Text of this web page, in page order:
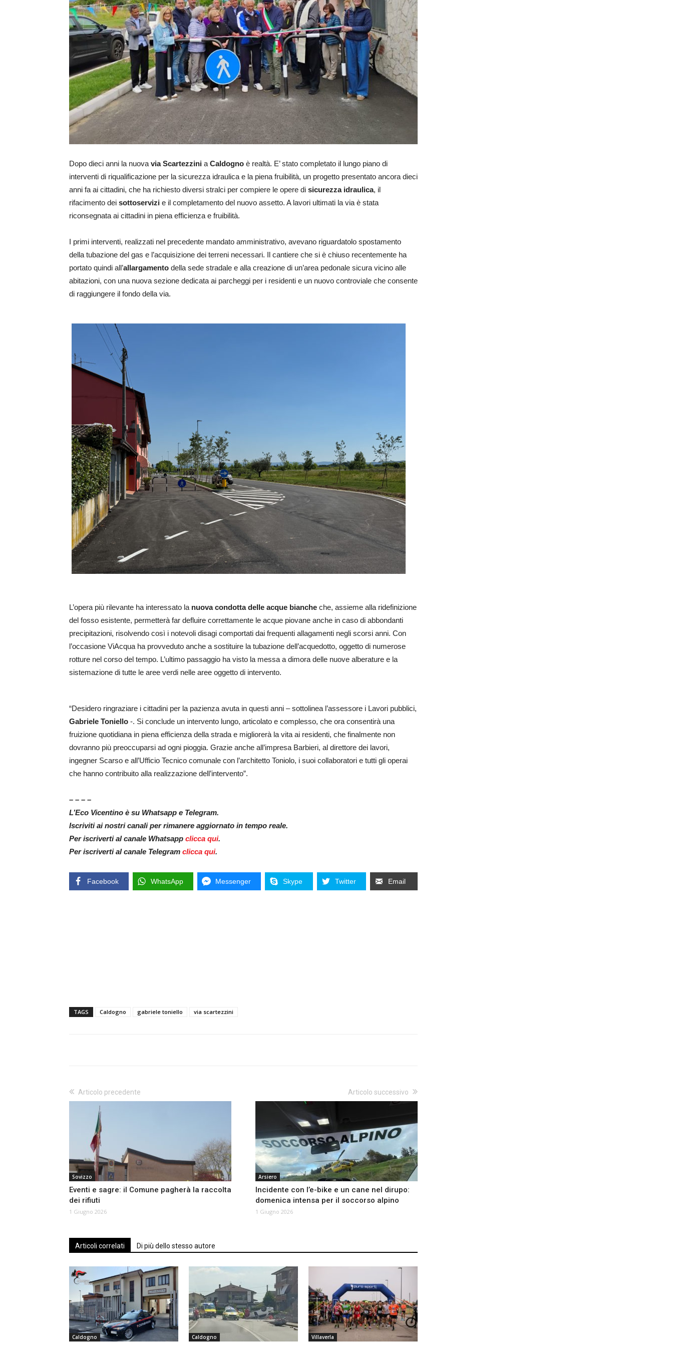
Dopo dieci anni la nuova via Scartezzini a Caldogno è realtà. E’ stato completato il lungo piano di
interventi di riqualificazione per la sicurezza idraulica e la piena fruibilità, un progetto presentato ancora dieci
anni fa ai cittadini, che ha richiesto diversi stralci per compiere le opere di sicurezza idraulica, il
rifacimento dei sottoservizi e il completamento del nuovo assetto. A lavori ultimati la via è stata
riconsegnata ai cittadini in piena efficienza e fruibilità.
I primi interventi, realizzati nel precedente mandato amministrativo, avevano riguardatolo spostamento
della tubazione del gas e l’acquisizione dei terreni necessari. Il cantiere che si è chiuso recentemente ha
portato quindi all’allargamento della sede stradale e alla creazione di un’area pedonale sicura vicino alle
abitazioni, con una nuova sezione dedicata ai parcheggi per i residenti e un nuovo controviale che consente
di raggiungere il fondo della via.
L’opera più rilevante ha interessato la nuova condotta delle acque bianche che, assieme alla ridefinizione
del fosso esistente, permetterà far defluire correttamente le acque piovane anche in caso di abbondanti
precipitazioni, risolvendo così i notevoli disagi comportati dai frequenti allagamenti negli scorsi anni. Con
l’occasione ViAcqua ha provveduto anche a sostituire la tubazione dell’acquedotto, oggetto di numerose
rotture nel corso del tempo. L’ultimo passaggio ha visto la messa a dimora delle nuove alberature e la
sistemazione di tutte le aree verdi nelle aree oggetto di intervento.
“Desidero ringraziare i cittadini per la pazienza avuta in questi anni – sottolinea l’assessore i Lavori pubblici,
Gabriele Toniello -. Si conclude un intervento lungo, articolato e complesso, che ora consentirà una
fruizione quotidiana in piena efficienza della strada e migliorerà la vita ai residenti, che finalmente non
dovranno più preoccuparsi ad ogni pioggia. Grazie anche all’impresa Barbieri, al direttore dei lavori,
ingegner Scarso e all’Ufficio Tecnico comunale con l’architetto Toniolo, i suoi collaboratori e tutti gli operai
che hanno contribuito alla realizzazione dell’intervento”.
– – – –
L’Eco Vicentino è su Whatsapp e Telegram.
Iscriviti ai nostri canali per rimanere aggiornato in tempo reale.
Per iscriverti al canale Whatsapp clicca qui.
Per iscriverti al canale Telegram clicca qui.
Facebook WhatsApp Messenger Skype Twitter Email
TAGS Caldogno gabriele toniello via scartezzini
Articolo precedente
Sovizzo
Eventi e sagre: il Comune pagherà la raccolta
dei rifiuti
1 Giugno 2026
Articolo successivo
Arsiero
Incidente con l’e-bike e un cane nel dirupo:
domenica intensa per il soccorso alpino
1 Giugno 2026
Articoli correlati Di più dello stesso autore
Caldogno Caldogno Villaverla